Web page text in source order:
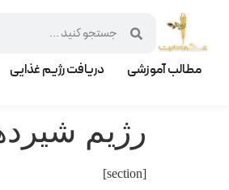
مطالب آموزشی دریافت رژیم غذایی
رژیم
[section]